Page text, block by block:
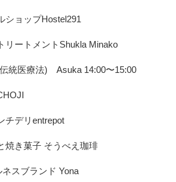
ショップHostel291
リートメント Shukla Minako
統医療法) Asuka 14:00〜15:00
チデリentrepot
焼き菓子 そうべえ珈琲
スブランド Yona